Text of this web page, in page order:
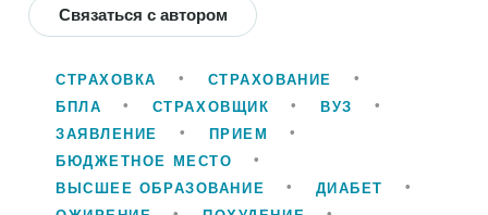
Связаться с автором
СТРАХОВКА
СТРАХОВАНИЕ
БПЛА
СТРАХОВЩИК
ВУЗ
ЗАЯВЛЕНИЕ
ПРИЕМ
БЮДЖЕТНОЕ МЕСТО
ВЫСШЕЕ ОБРАЗОВАНИЕ
ДИАБЕТ